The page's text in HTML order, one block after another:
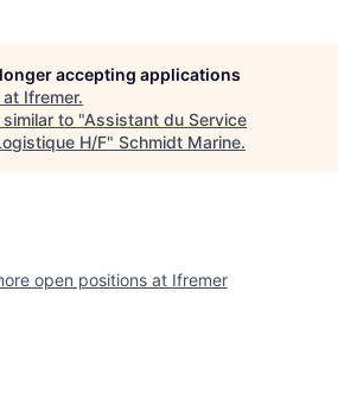
accepting applications
at Ifremer.
to "Assistant du Service
H/F" Schmidt Marine.
open positions at Ifremer